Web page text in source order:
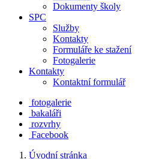
Dokumenty školy
SPC
Služby
Kontakty
Formuláře ke stažení
Fotogalerie
Kontakty
Kontaktní formulář
fotogalerie
bakaláři
rozvrhy
Facebook
Úvodní stránka